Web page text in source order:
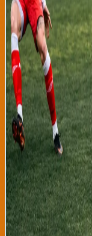
revelan que Athletic
18 tiros a portería
dominante en los
contactos. La
fichaje Aitor
del encuentro,
temor a
solo una parada
mejora semana a
Mamés aplaudieron
agresividad táctica
preparación
agosto y contra el
intención de llegar a
Los aficionados
considerando que el
plantilla reforzada y
títulos nacionales e
como uno de los